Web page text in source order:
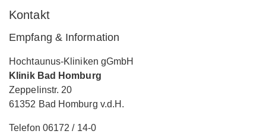
Kontakt
Empfang & Information
Hochtaunus-Kliniken gGmbH
Klinik Bad Homburg
Zeppelinstr. 20
61352 Bad Homburg v.d.H.
Telefon 06172 / 14-0